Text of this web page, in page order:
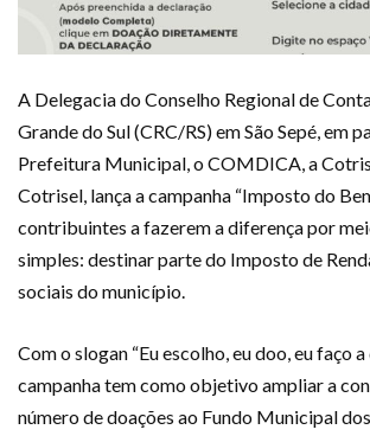
A Delegacia do Conselho Regional de
Grande do Sul (CRC/RS) em São Sepé, em
Prefeitura Municipal, o COMDICA, a
Cotrisel, lança a campanha “Imposto do
contribuintes a fazerem a diferença por
simples: destinar parte do Imposto de
sociais do município.
Com o slogan “Eu escolho, eu doo, eu faço a
campanha tem como objetivo ampliar a
número de doações ao Fundo Municipal